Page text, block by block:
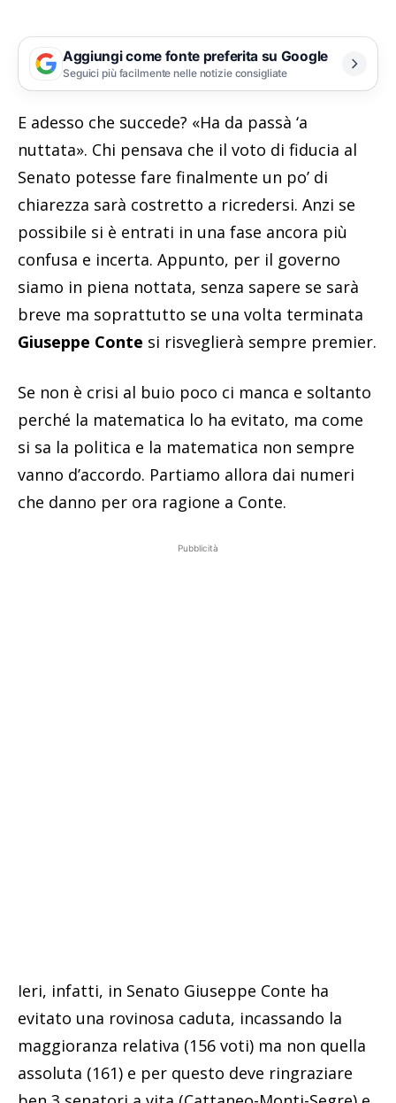
Aggiungi come fonte preferita su Google
Seguici più facilmente nelle notizie consigliate
E adesso che succede? «Ha da passà ‘a
nuttata». Chi pensava che il voto di fiducia al
Senato potesse fare finalmente un po’ di
chiarezza sarà costretto a ricredersi. Anzi se
possibile si è entrati in una fase ancora più
confusa e incerta. Appunto, per il governo
siamo in piena nottata, senza sapere se sarà
breve ma soprattutto se una volta terminata
Giuseppe Conte si risveglierà sempre premier.
Se non è crisi al buio poco ci manca e soltanto
perché la matematica lo ha evitato, ma come
si sa la politica e la matematica non sempre
vanno d’accordo. Partiamo allora dai numeri
che danno per ora ragione a Conte.
Pubblicità
Ieri, infatti, in Senato Giuseppe Conte ha
evitato una rovinosa caduta, incassando la
maggioranza relativa (156 voti) ma non quella
assoluta (161) e per questo deve ringraziare